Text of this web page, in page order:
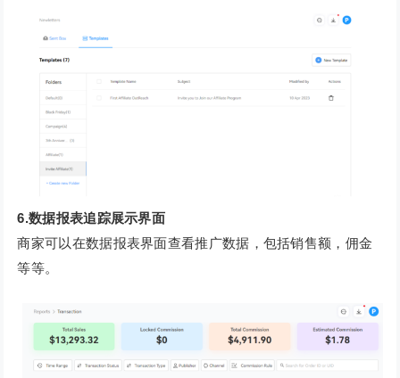
6.数据报表追踪展示界面
商家可以在数据报表界面查看推广数据，包括销售额，佣金
等等。